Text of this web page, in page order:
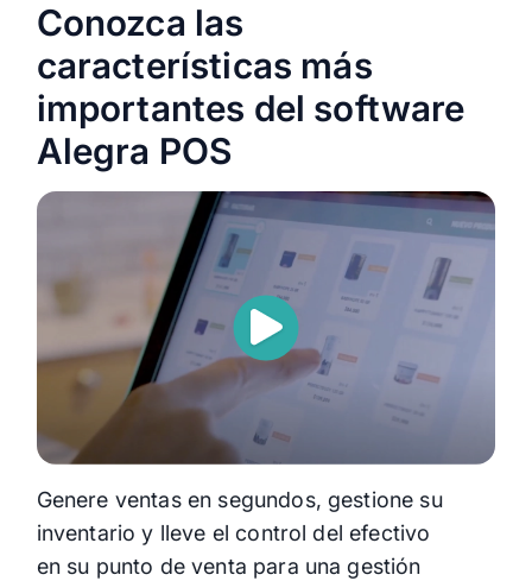
Conozca las
características más
importantes del software
Alegra POS
Genere ventas en segundos, gestione su
inventario y lleve el control del efectivo
en su punto de venta para una gestión